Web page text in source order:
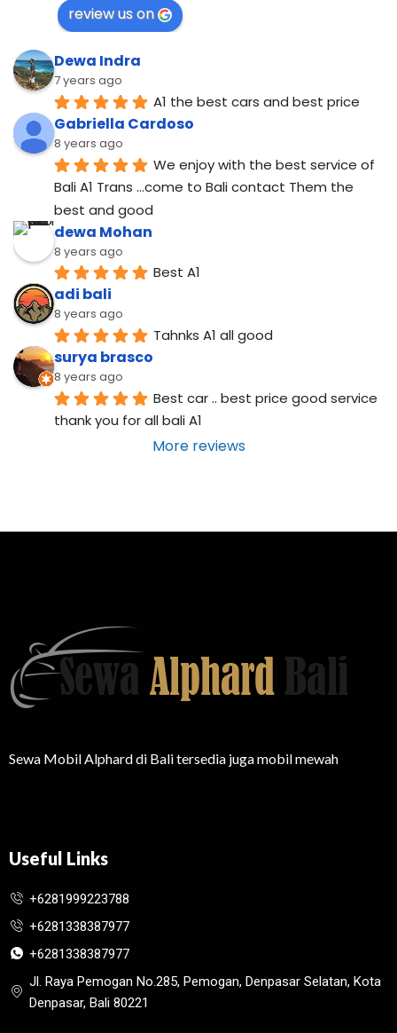
review us on
Dewa Indra
7 years ago
A1 the best cars and best price
Gabriella Cardoso
8 years ago
We enjoy with the best service of
Bali A1 Trans ...come to Bali contact Them the
best and good
dewa Mohan
8 years ago
Best A1
adi bali
8 years ago
Tahnks A1 all good
surya brasco
8 years ago
Best car .. best price good service
thank you for all bali A1
More reviews
Sewa Mobil Alphard di Bali tersedia juga mobil mewah
Useful Links
+6281999223788
+6281338387977
+6281338387977
Jl. Raya Pemogan No.285, Pemogan, Denpasar Selatan, Kota
Denpasar, Bali 80221